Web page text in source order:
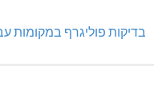
בדיקות פוליגרף במקומות